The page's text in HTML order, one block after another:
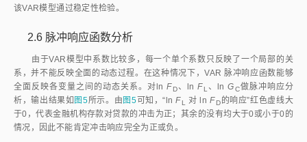
该VAR模型通过稳定性检验。
2.6 脉冲响应函数分析
由于VAR模型中系数比较多，每一个单个系数只反映了一个局部的关
系，并不能反映全面的动态过程。在这种情况下，VAR 脉冲响应函数能够
全面反映各变量之间的动态关系。对ln FD、ln FL 、ln GC做脉冲响应分
析，输出结果如 图5所示。由图5可知，“lnFL 对 ln FD的响应”红色虚线大
于0，代表金融机构存款对贷款的冲击为正；其余的没有均大于0或小于0的
情况，因此不能肯定冲击响应完全为正或负。